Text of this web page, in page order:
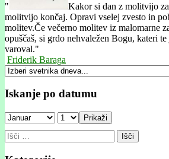
"
Kakor si dan z molitvijo
molitvijo končaj. Opravi vselej zvesto in
molitev.Če večerno molitev iz malomarne
opuščaš, si grdo nehvaležen Bogu, kateri
varoval."
Friderik Baraga
Iskanje po datumu
Prikaži
Išči: